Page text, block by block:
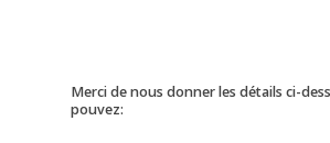
Merci de nous donner les détails ci-
pouvez: